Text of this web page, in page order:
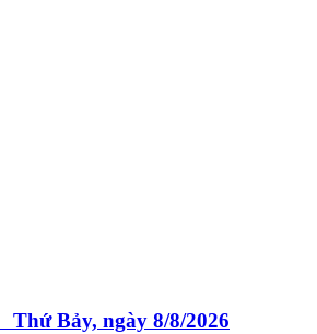
Bảy, ngày 8/8/2026